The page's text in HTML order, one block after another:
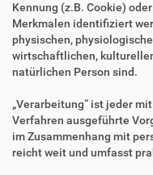
Kennung (z.B. Cookie)
Merkmalen identifiziert
physischen,
wirtschaftlichen,
natürlichen Person sind.
„Verarbeitung“ ist jeder
Verfahren ausgeführte
im Zusammenhang mit
reicht weit und umfasst